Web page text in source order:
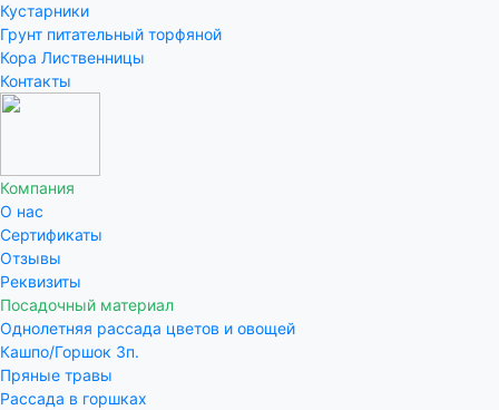
Кустарники
Грунт питательный торфяной
Кора Лиственницы
Контакты
Компания
О нас
Сертификаты
Отзывы
Реквизиты
Посадочный материал
Однолетняя рассада цветов и овощей
Кашпо/Горшок 3п.
Пряные травы
Рассада в горшках